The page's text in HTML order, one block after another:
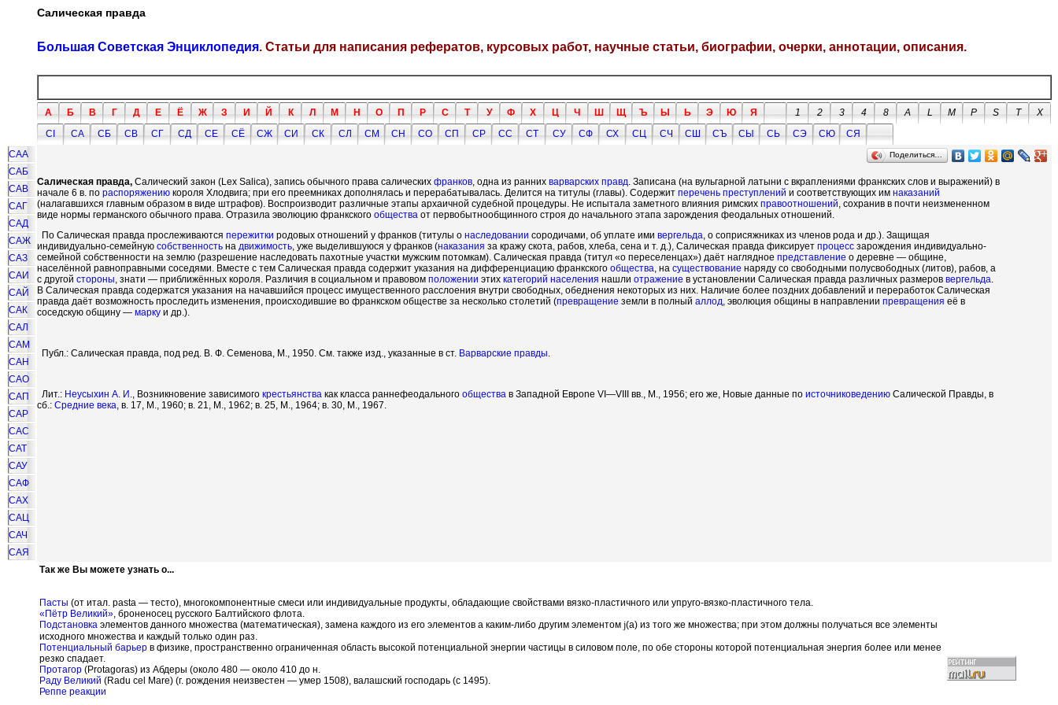
Салическая правда
Большая Советская Энциклопедия. Статьи для написания рефератов, курсовых работ, научные статьи, биографии, очерки, аннотации, описания.
А Б В Г Д Е Ё Ж З И Й К Л М Н О П Р С Т У Ф Х Ц Ч Ш Щ Ъ Ы Ь Э Ю Я 1 2 3 4 8 A L M P S T
X
СI
СА СБ СВ СГ СД СЕ СЁ СЖ СИ СК СЛ СМ СН СО СП СР СС СТ СУ СФ СХ СЦ СЧ СШ СЪ СЫ СЬ СЭ СЮ
СЯ
САА
САБ
САВ
САГ
САД
САЖ
САЗ
САИ
САЙ
САК
САЛ
САМ
САН
САО
САП
САР
САС
САТ
САУ
САФ
САХ
САЦ
САЧ
САЯ
Поделиться…
Салическая правда, Салический закон (Lex Salica), запись обычного права салических франков, одна из ранних варварских правд. Записана (на вульгарной латыни с вкраплениями франкских слов и выражений) в
начале 6 в. по распоряжению короля Хлодвига; при его преемниках дополнялась и перерабатывалась. Делится на титулы (главы). Содержит перечень преступлений и соответствующих им наказаний
(налагавшихся главным образом в виде штрафов). Воспроизводит различные этапы архаичной судебной процедуры. Не испытала заметного влияния римских правоотношений, сохранив в почти неизмененном
виде нормы германского обычного права. Отразила эволюцию франкского общества от первобытнообщинного строя до начального этапа зарождения феодальных отношений.
По Салическая правда прослеживаются пережитки родовых отношений у франков (титулы о наследовании сородичами, об уплате ими вергельда, о соприсяжниках из членов рода и др.). Защищая
индивидуально-семейную собственность на движимость, уже выделившуюся у франков (наказания за кражу скота, рабов, хлеба, сена и т. д.), Салическая правда фиксирует процесс зарождения индивидуально-
семейной собственности на землю (разрешение наследовать пахотные участки мужским потомкам). Салическая правда (титул «о переселенцах») даёт наглядное представление о деревне — общине,
населённой равноправными соседями. Вместе с тем Салическая правда содержит указания на дифференциацию франкского общества, на существование наряду со свободными полусвободных (литов), рабов, а
с другой стороны, знати — приближённых короля. Различия в социальном и правовом положении этих категорий населения нашли отражение в установлении Салическая правда различных размеров вергельда.
В Салическая правда содержатся указания на начавшийся процесс имущественного расслоения внутри свободных, обеднения некоторых из них. Наличие более поздних добавлений и переработок Салическая
правда даёт возможность проследить изменения, происходившие во франкском обществе за несколько столетий (превращение земли в полный аллод, эволюция общины в направлении превращения её в
соседскую общину — марку и др.).
Публ.: Салическая правда, под ред. В. Ф. Семенова, М., 1950. См. также изд., указанные в ст. Варварские правды.
Лит.: Неусыхин А. И., Возникновение зависимого крестьянства как класса раннефеодального общества в Западной Евроne VI—VIII вв., М., 1956; его же, Новые данные по источниковедению Салической Правды, в
сб.: Средние века, в. 17, М., 1960; в. 21, М., 1962; в. 25, М., 1964; в. 30, М., 1967.
Так же Вы можете узнать о...
Пасты (от итал. pasta — тесто), многокомпонентные смеси или индивидуальные продукты, обладающие свойствами вязко-пластичного или упруго-вязко-пластичного тела.
«Пётр Великий», броненосец русского Балтийского флота.
Подстановка элементов данного множества (математическая), замена каждого из его элементов а каким-либо другим элементом j(а) из того же множества; при этом должны получаться все элементы
исходного множества и каждый только один раз.
Потенциальный барьер в физике, пространственно ограниченная область высокой потенциальной энергии частицы в силовом поле, по обе стороны которой потенциальная энергия более или менее
резко спадает.
Протагор (Protagoras) из Абдеры (около 480 — около 410 до н.
Раду Великий (Radu cel Mare) (г. рождения неизвестен — умер 1508), валашский господарь (с 1495).
Реппе реакции